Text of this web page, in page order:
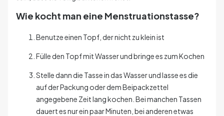
Wie kocht man eine Menstruationstasse?
Benutze einen Topf, der nicht zu klein ist
Fülle den Topf mit Wasser und bringe es zum Kochen
Stelle dann die Tasse in das Wasser und lasse es die
auf der Packung oder dem Beipackzettel
angegebene Zeit lang kochen. Bei manchen Tassen
dauert es nur ein paar Minuten, bei anderen etwas